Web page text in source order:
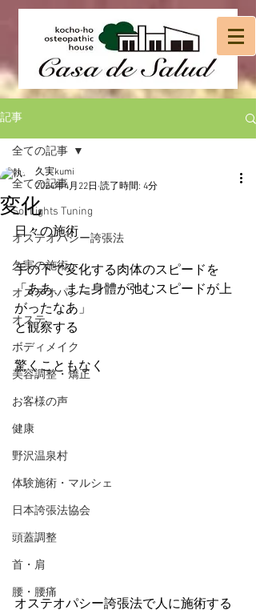
記事
全ての記事
Sol Lights Tuning
オステオパシー誇張法
久実の施術
オステオパシー
オステ
ボディメイク
美容調整・矯正
お客様の声
健康
野沢温泉村
体験施術・マルシェ
日本誇張法協会
頭蓋調整
首・肩
腰・腰痛
全ての記事
変化
久実kumi
2024年4月22日 読了時間: 4分
日々の施術
手の下で変化する肉体のスピードを
「ああ、また身體が弛むスピードが上
がったなあ」
と観察する
驚くこともなく
オステオパシー誇張法で人に施術する